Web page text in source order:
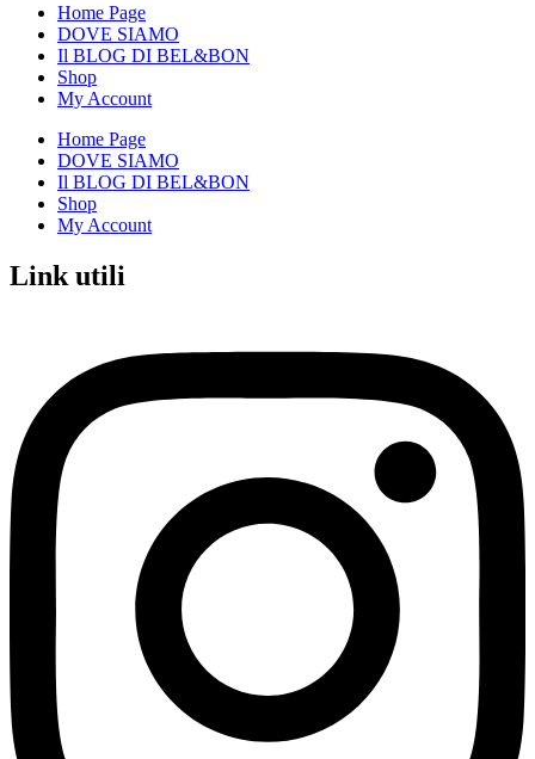
Home Page
DOVE SIAMO
Il BLOG DI BEL&BON
Shop
My Account
Home Page
DOVE SIAMO
Il BLOG DI BEL&BON
Shop
My Account
Link utili